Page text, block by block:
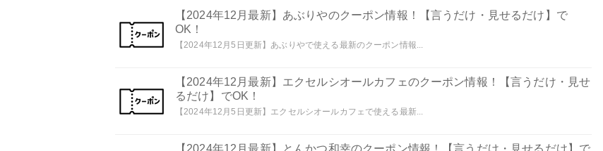
【2024年12月最新】あぶりやのクーポン情報！【言うだけ・見せるだけ】で
OK！
【2024年12月5日更新】あぶりやで使える最新のクーポン情報...
【2024年12月最新】エクセルシオールカフェのクーポン情報！【言うだけ・見せ
るだけ】でOK！
【2024年12月5日更新】エクセルシオールカフェで使える最新...